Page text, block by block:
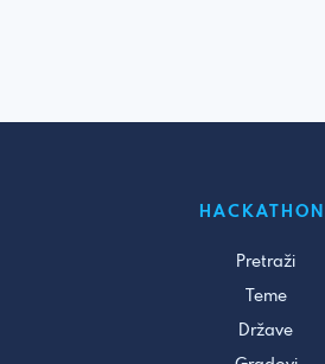
HACKATHONI
Pretraži
Teme
Države